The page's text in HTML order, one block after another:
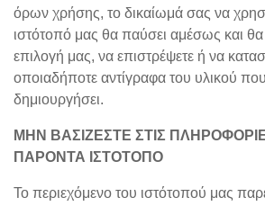
όρων χρήσης, το δικαίωμά σας να
ιστότοπό μας θα παύσει αμέσως και θα
επιλογή μας, να επιστρέψετε ή να
οποιαδήποτε αντίγραφα του υλικού που
δημιουργήσει.
ΜΗΝ ΒΑΣΙΖΕΣΤΕ ΣΤΙΣ
ΠΑΡΟΝΤΑ ΙΣΤΟΤΟΠΟ
Το περιεχόμενο του ιστότοπού μας